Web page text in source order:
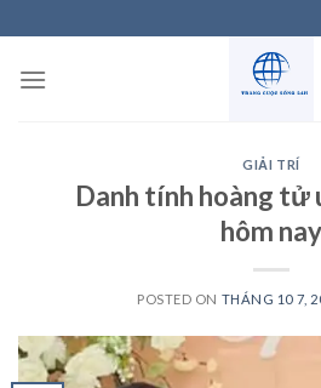
to
content
GIẢI TRÍ
Danh tính hoàng tử
hôm nay
POSTED ON THÁNG 10 7,